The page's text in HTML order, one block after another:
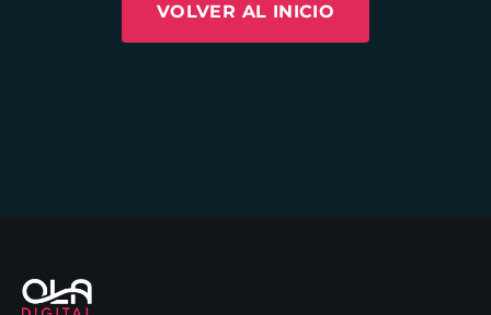
VOLVER AL INICIO